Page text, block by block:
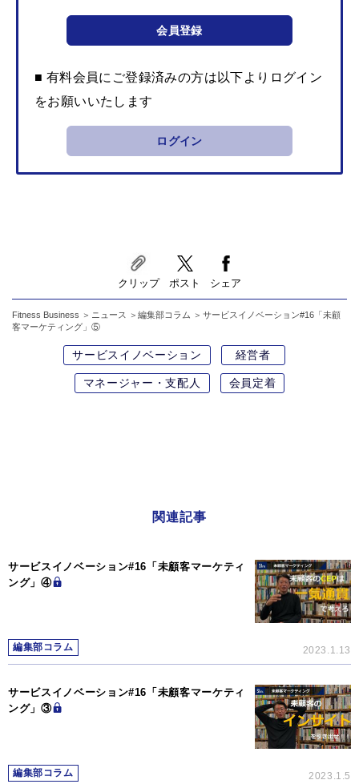
会員登録
■ 有料会員にご登録済みの方は以下よりログイン
をお願いいたします
ログイン
クリップ ポスト シェア
Fitness Business ニュース 編集部コラム
サービスイノベーション#16「未顧
客マーケティング」⑤
サービスイノベーション 経営者
マネージャー・支配人 会員定着
関連記事
サービスイノベーション#16「未顧客マーケティ
ング」④
編集部コラム 2023.1.13
サービスイノベーション#16「未顧客マーケティ
ング」③
編集部コラム 2023.1.5